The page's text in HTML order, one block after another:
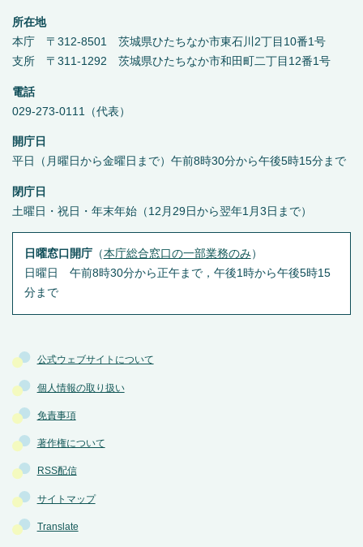
公式ウェブサイトについて
個人情報の取り扱い
免責事項
著作権について
RSS配信
サイトマップ
Translate
所在地
本庁 〒312-8501 茨城県ひたちなか市東石川2丁目10番1号
支所 〒311-1292 茨城県ひたちなか市和田町二丁目12番1号
電話
029-273-0111（代表）
開庁日
平日（月曜日から金曜日まで）午前8時30分から午後5時15分まで
閉庁日
土曜日・祝日・年末年始（12月29日から翌年1月3日まで）
日曜窓口開庁（本庁総合窓口の一部業務のみ ）
日曜日 午前8時30分から正午まで，午後1時から午後5時15
分まで